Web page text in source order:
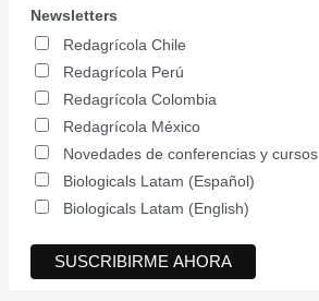
Newsletters
Redagrícola Chile
Redagrícola Perú
Redagrícola Colombia
Redagrícola México
Novedades de conferencias y cursos
Biologicals Latam (Español)
Biologicals Latam (English)